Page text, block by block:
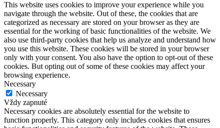
This website uses cookies to improve your experience while you
navigate through the website. Out of these, the cookies that are
categorized as necessary are stored on your browser as they are
essential for the working of basic functionalities of the website. We
also use third-party cookies that help us analyze and understand how
you use this website. These cookies will be stored in your browser
only with your consent. You also have the option to opt-out of these
cookies. But opting out of some of these cookies may affect your
browsing experience.
Necessary
Necessary
Vždy zapnuté
Necessary cookies are absolutely essential for the website to
function properly. This category only includes cookies that ensures